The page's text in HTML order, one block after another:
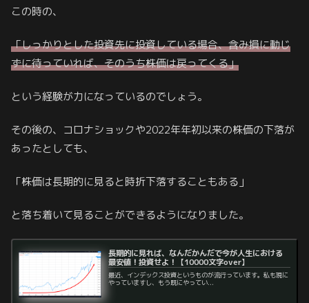
この時の、
「しっかりとした投資先に投資している場合、含み損に動じ
ずに待っていれば、そのうち株価は戻ってくる」
という経験が力になっているのでしょう。
その後の、コロナショックや2022年年初以来の株価の下落が
あったとしても、
「株価は長期的に見ると時折下落することもある」
と落ち着いて見ることができるようになりました。
長期的に見れば、なんだかんだで今が人生における
最安値！投資せよ！【10000文字over】
最近、インデックス投資というものが流行っています。私も現に
やっていますし、もう既にやってい...